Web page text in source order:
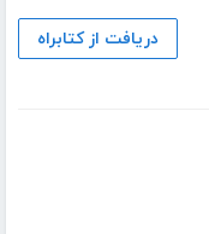
دریافت از کتابراه